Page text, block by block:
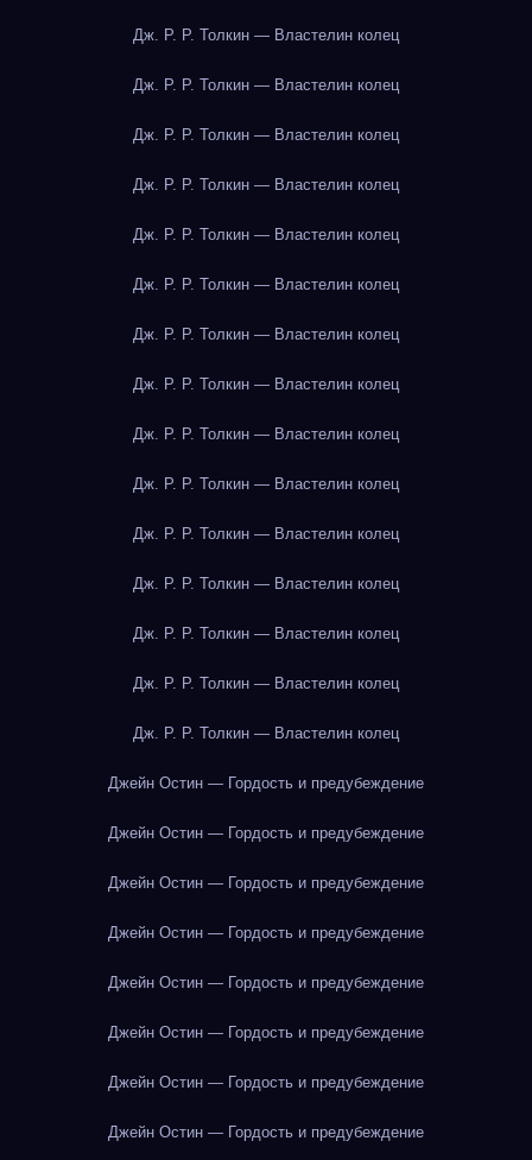
Дж. Р. Р. Толкин — Властелин колец
Дж. Р. Р. Толкин — Властелин колец
Дж. Р. Р. Толкин — Властелин колец
Дж. Р. Р. Толкин — Властелин колец
Дж. Р. Р. Толкин — Властелин колец
Дж. Р. Р. Толкин — Властелин колец
Дж. Р. Р. Толкин — Властелин колец
Дж. Р. Р. Толкин — Властелин колец
Дж. Р. Р. Толкин — Властелин колец
Дж. Р. Р. Толкин — Властелин колец
Дж. Р. Р. Толкин — Властелин колец
Дж. Р. Р. Толкин — Властелин колец
Дж. Р. Р. Толкин — Властелин колец
Дж. Р. Р. Толкин — Властелин колец
Дж. Р. Р. Толкин — Властелин колец
Джейн Остин — Гордость и предубеждение
Джейн Остин — Гордость и предубеждение
Джейн Остин — Гордость и предубеждение
Джейн Остин — Гордость и предубеждение
Джейн Остин — Гордость и предубеждение
Джейн Остин — Гордость и предубеждение
Джейн Остин — Гордость и предубеждение
Джейн Остин — Гордость и предубеждение